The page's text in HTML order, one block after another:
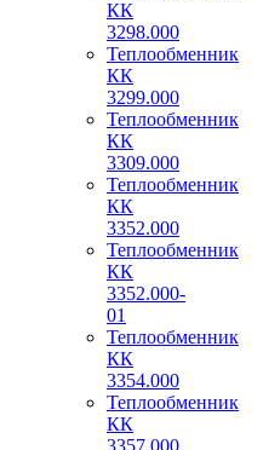
КК
3298.000
Теплообменник
КК
3299.000
Теплообменник
КК
3309.000
Теплообменник
КК
3352.000
Теплообменник
КК
3352.000-
01
Теплообменник
КК
3354.000
Теплообменник
КК